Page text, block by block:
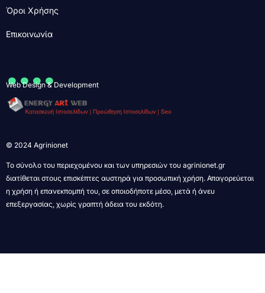
Όροι Χρήσης
Επικοινωνία
....
Web Design & Development
© 2024 Agrinionet
Το σύνολο του περιεχομένου και των υπηρεσιών του agrinionet.gr
διατίθεται στους επισκέπτες αυστηρά για προσωπική χρήση. Απαγορεύεται
η χρήση ή επανεκπομπή του, σε οποιοδήποτε μέσο, μετά ή άνευ
επεξεργασίας, χωρίς γραπτή άδεια του εκδότη.